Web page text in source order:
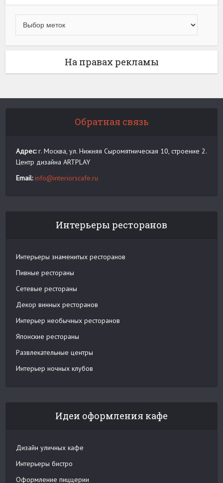
На правах рекламы
Обратная связь
Адрес:г. Москва, ул. Нижняя Сыромятническая 10, строение 2.
Центр дизайна ARTPLAY
Email: info@interiorscafe.ru
Интерьеры ресторанов
Интерьеры знаменитых ресторанов
Пивные рестораны
Сетевые рестораны
Декор винных ресторанов
Интерьер необычных ресторанов
Японские рестораны
Развлекательные центры
Интерьер ночных клубов
Идеи оформления кафе
Дизайн уличных кафе
Интерьеры бистро
Оформление пиццерии